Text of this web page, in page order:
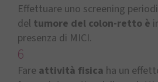
Effettuare uno screening
del tumore del colon-retto è
presenza di MICI.
6
Fare attività fisica ha un